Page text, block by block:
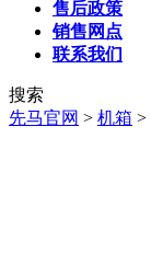
售后政策
销售网点
联系我们
搜索
先马官网 > 机箱 >